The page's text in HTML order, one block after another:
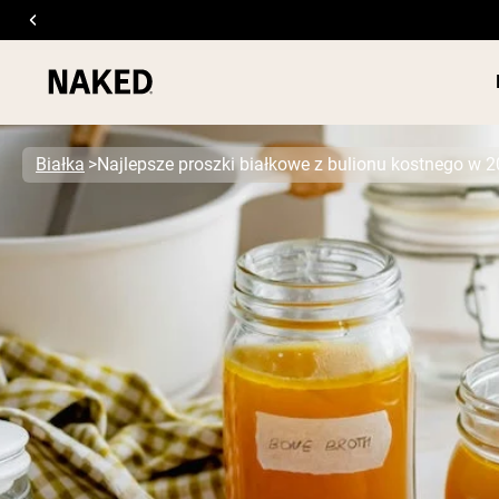
”Overnight Oats“
”Vegan protein“
”Collagen“
”Micellar Casein“
Białka Najlepsze proszki białkowe z bulionu kostnego w